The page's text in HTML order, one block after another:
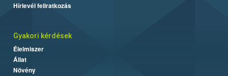
Hírlevél feliratkozás
Gyakori kérdések
Élelmiszer
Állat
Növény